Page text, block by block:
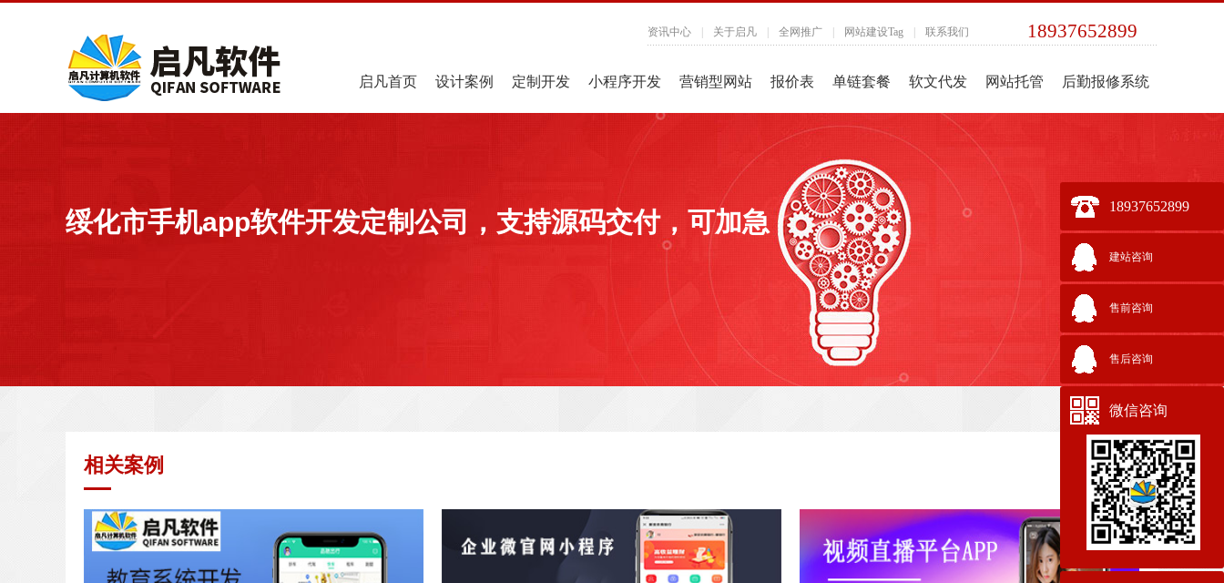
资讯中心 关于启凡 全网推广 网站建设Tag 联系我们 18937652899
启凡首页 设计案例 定制开发 小程序开发 营销型网站 报价表 单链套餐 软文代发 网站托管 后勤报修系统
绥化市手机app软件开发定制公司，支持源码交付，可加急
相关案例
18937652899
建站咨询
售前咨询
售后咨询
微信咨询